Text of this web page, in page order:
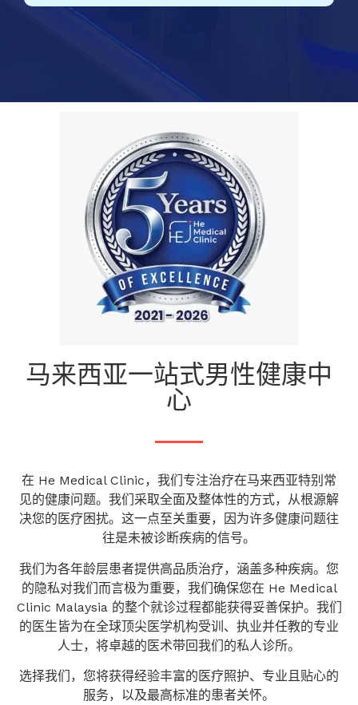
马来西亚一站式男性健康中
心
在 He Medical Clinic，我们专注治疗在马来西亚特别常
见的健康问题。我们采取全面及整体性的方式，从根源解
决您的医疗困扰。这一点至关重要，因为许多健康问题往
往是未被诊断疾病的信号。
我们为各年龄层患者提供高品质治疗，涵盖多种疾病。您
的隐私对我们而言极为重要，我们确保您在 He Medical
Clinic Malaysia 的整个就诊过程都能获得妥善保护。我们
的医生皆为在全球顶尖医学机构受训、执业并任教的专业
人士，将卓越的医术带回我们的私人诊所。
选择我们，您将获得经验丰富的医疗照护、专业且贴心的
服务，以及最高标准的患者关怀。